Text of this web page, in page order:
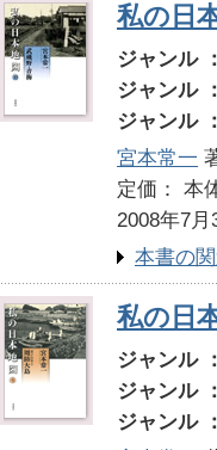
私の日
ジャンル
ジャンル
ジャンル
宮本常一
定価：
2008年7月
本書の
私の日
ジャンル
ジャンル
ジャンル